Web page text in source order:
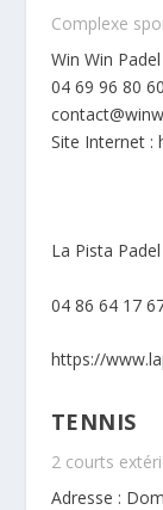
Complexe
Win Win
04 69 96 80 60
Site Internet :
La Pista
04 86 64 17
https://
TENNIS
2 courts
Adresse :